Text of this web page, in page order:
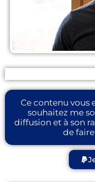
Ce contenu vous
souhaitez me
diffusion et à son
de